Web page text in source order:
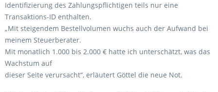
Identifizierung des Zahlungspflichtigen teils nur eine
Transaktions-ID enthalten.
„Mit steigendem Bestellvolumen wuchs auch der Aufwand bei
meinem Steuerberater.
Mit monatlich 1.000 bis 2.000 € hatte ich unterschätzt, was das
Wachstum auf
dieser Seite verursacht“, erläutert Göttel die neue Not.